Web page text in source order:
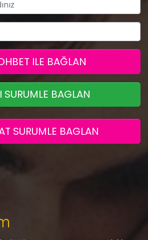
ILE BAĞLAN
SURUMLE BAGLAN
SURUMLE BAGLAN